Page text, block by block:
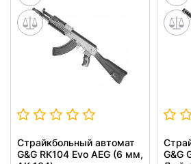
Страйкбольный автомат
G&G RK104 Evo AEG (6 мм,
G&G